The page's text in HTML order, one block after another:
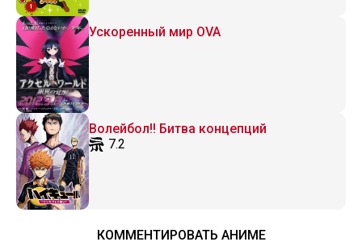
Ускоренный мир OVA
Волейбол!! Битва концепций
7.2
КОММЕНТИРОВАТЬ АНИМЕ